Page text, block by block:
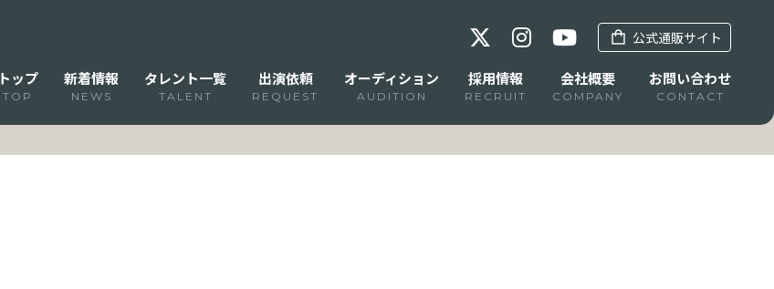
公式通販サイト
トップ
TOP
新着情報
NEWS
タレント一覧
TALENT
出演依頼
REQUEST
オーディション
AUDITION
採用情報
RECRUIT
会社概要
COMPANY
お問い合わせ
CONTACT